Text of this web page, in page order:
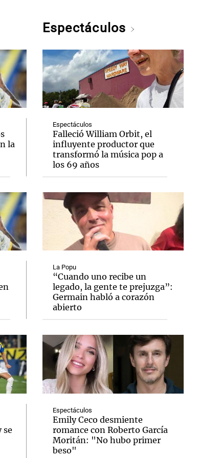
la
se
Espectáculos
Espectáculos
Falleció William Orbit, el
influyente productor que
transformó la música pop a
los 69 años
La Popu
“Cuando uno recibe un
legado, la gente te prejuzga”:
Germain habló a corazón
abierto
Espectáculos
Emily Ceco desmiente
romance con Roberto García
Moritán: "No hubo primer
beso"
Notas